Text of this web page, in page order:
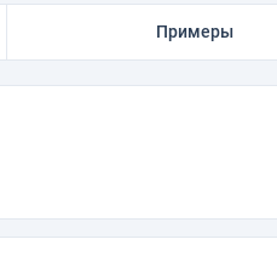
Примеры